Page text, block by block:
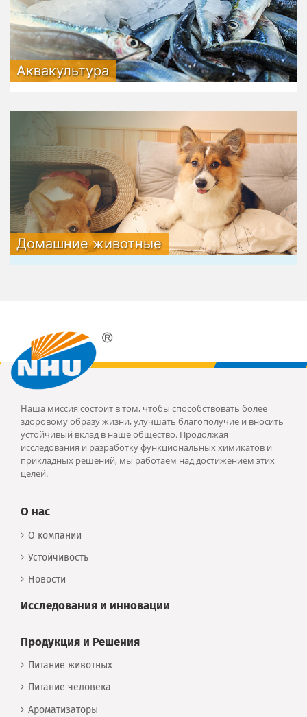
Аквакультура
Домашние животные
Наша миссия состоит в том, чтобы способствовать более
здоровому образу жизни, улучшать благополучие и вносить
устойчивый вклад в наше общество. Продолжая
исследования и разработку функциональных химикатов и
прикладных решений, мы работаем над достижением этих
целей.
О нас
О компании
Устойчивость
Новости
Исследования и инновации
Продукция и Решения
Питание животных
Питание человека
Ароматизаторы